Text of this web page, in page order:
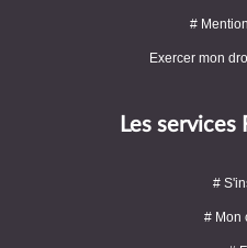
#
Exercer mon
Les services
#
# Mon